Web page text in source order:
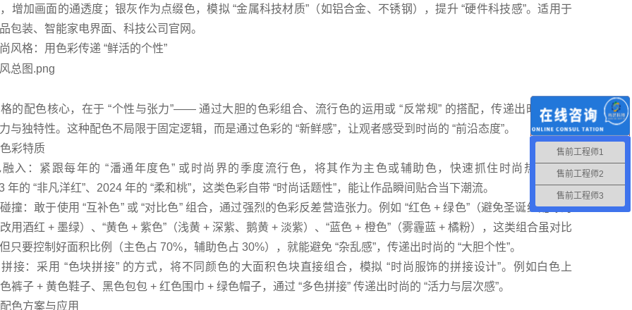
增加画面的通透度；银灰作为点缀色，模拟 “金属科技材质”（如铝合金、不锈钢），提升 “硬件科技感”。适用于
包装、智能家电界面、科技公司官网。
风格：用色彩传递 “鲜活的个性”
的配色核心，在于 “个性与张力”—— 通过大胆的色彩组合、流行色的运用或 “反常规” 的搭配，传递出时尚的多
与独特性。这种配色不局限于固定逻辑，而是通过色彩的 “新鲜感”，让观者感受到时尚的 “前沿态度”。
彩特质
入：紧跟每年的 “潘通年度色” 或时尚界的季度流行色，将其作为主色或辅助色，快速抓住时尚热点。例
年的 “非凡洋红”、2024 年的 “柔和桃”，这类色彩自带 “时尚话题性”，能让作品瞬间贴合当下潮流。
撞：敢于使用 “互补色” 或 “对比色” 组合，通过强烈的色彩反差营造张力。例如 “红色 + 绿色”（避免圣诞红配绿的
用酒红 + 墨绿）、“黄色 + 紫色”（浅黄 + 深紫、鹅黄 + 淡紫）、“蓝色 + 橙色”（雾霾蓝 + 橘粉），这类组合虽对比
只要控制好面积比例（主色占 70%，辅助色占 30%），就能避免 “杂乱感”，传递出时尚的 “大胆个性”。
接：采用 “色块拼接” 的方式，将不同颜色的大面积色块直接组合，模拟 “时尚服饰的拼接设计”。例如白色上
裤子 + 黄色鞋子、黑色包包 + 红色围巾 + 绿色帽子，通过 “多色拼接” 传递出时尚的 “活力与层次感”。
色方案与应用
售前工程师1
售前工程师2
售前工程师3